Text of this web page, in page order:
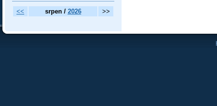
<< srpen / 2026 >>